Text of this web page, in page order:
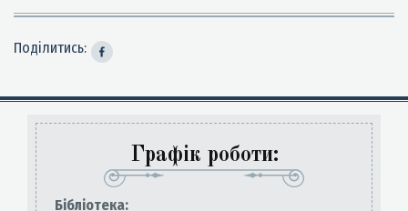
Поділитись:
Графік роботи:
Бiблiотека: